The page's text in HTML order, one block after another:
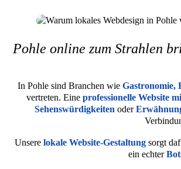
Pohle online zum Strahlen
In Pohle sind Branchen wie Gastronomie,
vertreten. Eine professionelle Website
Sehenswürdigkeiten oder
Unsere lokale Website-Gestaltung sorgt
ein echter